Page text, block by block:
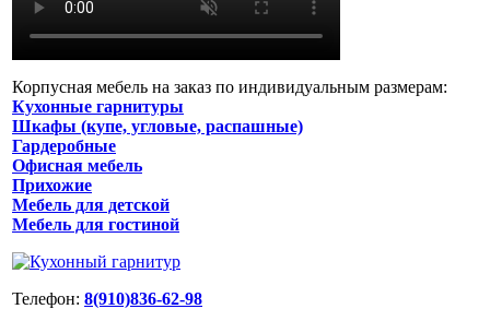
Корпусная мебель на заказ по индивидуальным размерам:
Кухонные гарнитуры
Шкафы (купе, угловые, распашные)
Гардеробные
Офисная мебель
Прихожие
Мебель для детской
Мебель для гостиной
Телефон: 8(910)836-62-98